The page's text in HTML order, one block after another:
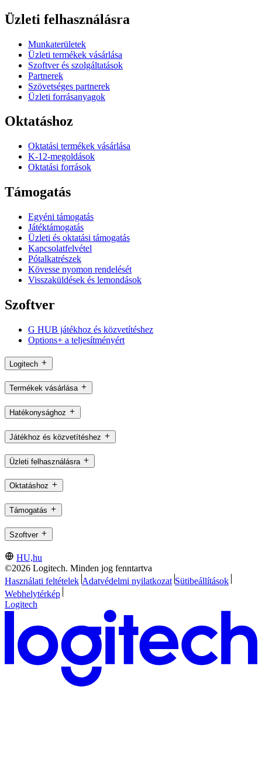
Üzleti felhasználásra
Munkaterületek
Üzleti termékek vásárlása
Szoftver és szolgáltatások
Partnerek
Szövetséges partnerek
Üzleti forrásanyagok
Oktatáshoz
Oktatási termékek vásárlása
K-12-megoldások
Oktatási források
Támogatás
Egyéni támogatás
Játéktámogatás
Üzleti és oktatási támogatás
Kapcsolatfelvétel
Pótalkatrészek
Kövesse nyomon rendelését
Visszaküldések és lemondások
Szoftver
G HUB játékhoz és közvetítéshez
Options+ a teljesítményért
Logitech
Termékek vásárlása
Hatékonysághoz
Játékhoz és közvetítéshez
Üzleti felhasználásra
Oktatáshoz
Támogatás
Szoftver
HU,hu
©2026 Logitech. Minden jog fenntartva
Használati feltételek Adatvédelmi nyilatkozat Sütibeállítások
Webhelytérkép
Logitech